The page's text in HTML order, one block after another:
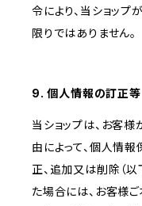
令により、当ショッ
限りではありません。
9. 個人情報の訂正等
当ショップは、お客
由によって、個人情
正、追加又は削除（以
た場合には、お客様